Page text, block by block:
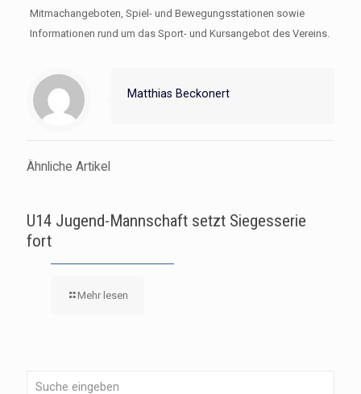
Mitmachangeboten, Spiel- und Bewegungsstationen sowie
Informationen rund um das Sport- und Kursangebot des Vereins.
Matthias Beckonert
Ähnliche Artikel
U14 Jugend-Mannschaft setzt Siegesserie
fort
Mehr lesen